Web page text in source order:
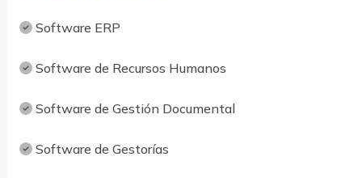
Software ERP
Software de Recursos Humanos
Software de Gestión Documental
Software de Gestorías